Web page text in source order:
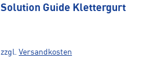
Solution Guide Klettergurt
zzgl. Versandkosten